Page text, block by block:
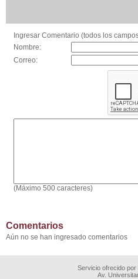
Ingresar Comentario (todos los
Nombre:
Correo:
(Máximo 500 caracteres)
Comentarios
Aún no se han ingresado comentarios
Servicio ofrecido
Av.